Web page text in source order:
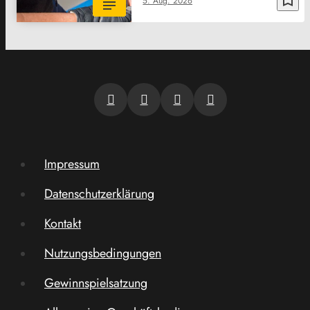
Impressum
Datenschutzerklärung
Kontakt
Nutzungsbedingungen
Gewinnspielsatzung